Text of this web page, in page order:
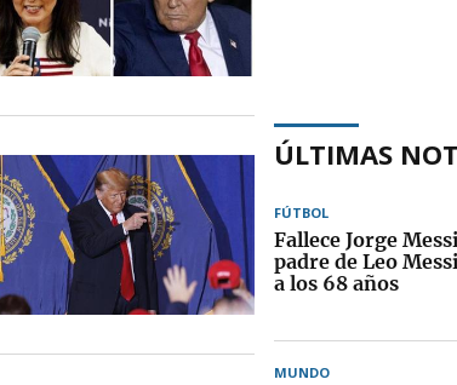
ÚLTIMAS
FÚTBOL
Fallece Jorge
padre de Leo
a los 68 años
MUNDO